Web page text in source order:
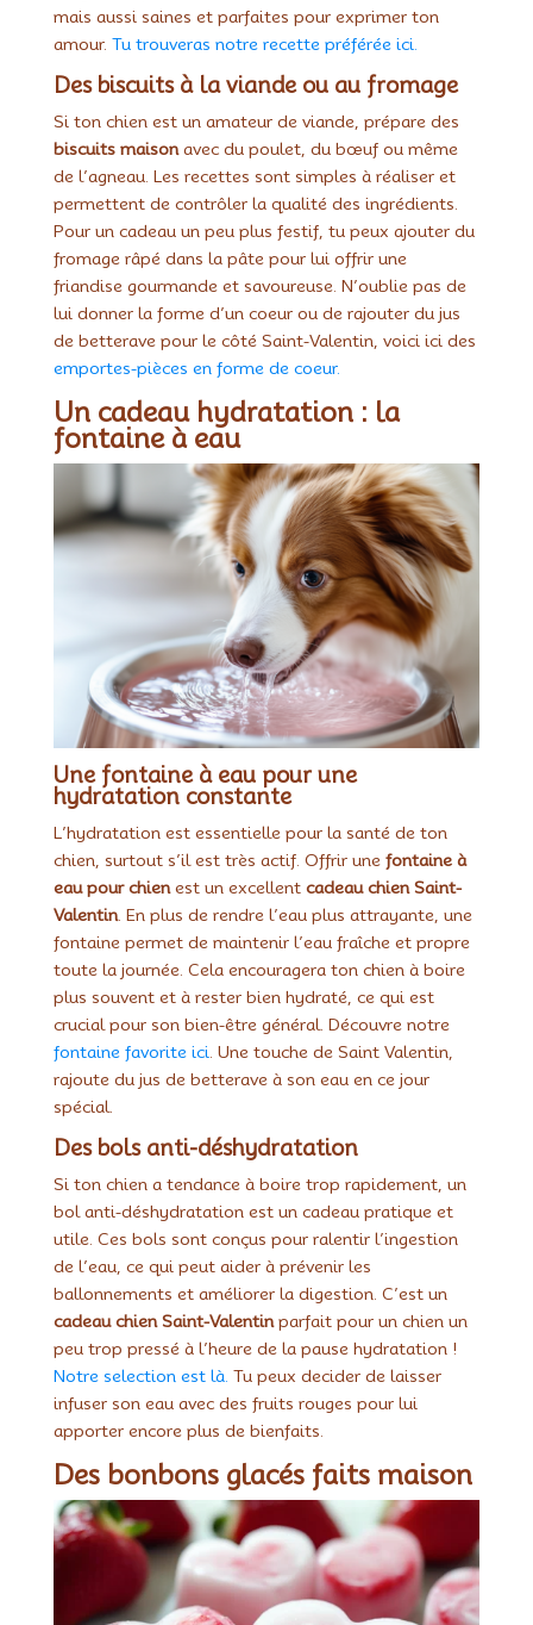
mais aussi saines et parfaites pour exprimer ton
amour. Tu trouveras notre recette préférée ici.
Des biscuits à la viande ou au fromage
Si ton chien est un amateur de viande, prépare des
biscuits maisonavec du poulet, du bœuf ou même
de l’agneau. Les recettes sont simples à réaliser et
permettent de contrôler la qualité des ingrédients.
Pour un cadeau un peu plus festif, tu peux ajouter du
fromage râpé dans la pâte pour lui offrir une
friandise gourmande et savoureuse. N’oublie pas de
lui donner la forme d’un coeur ou de rajouter du jus
de betterave pour le côté Saint-Valentin, voici ici des
emportes-pièces en forme de coeur.
Un cadeau hydratation : la
fontaine à eau
Une fontaine à eau pour une
hydratation constante
L’hydratation est essentielle pour la santé de ton
chien, surtout s’il est très actif. Offrir une fontaine à
eau pour chienest un excellent cadeau chien Saint-
Valentin. En plus de rendre l’eau plus attrayante, une
fontaine permet de maintenir l’eau fraîche et propre
toute la journée. Cela encouragera ton chien à boire
plus souvent et à rester bien hydraté, ce qui est
crucial pour son bien-être général. Découvre notre
fontaine favorite ici . Une touche de Saint Valentin,
rajoute du jus de betterave à son eau en ce jour
spécial.
Des bols anti-déshydratation
Si ton chien a tendance à boire trop rapidement, un
bol anti-déshydratation est un cadeau pratique et
utile. Ces bols sont conçus pour ralentir l’ingestion
de l’eau, ce qui peut aider à prévenir les
ballonnements et améliorer la digestion. C’est un
cadeau chien Saint-Valentinparfait pour un chien un
peu trop pressé à l’heure de la pause hydratation !
Notre selection est là. Tu peux decider de laisser
infuser son eau avec des fruits rouges pour lui
apporter encore plus de bienfaits.
Des bonbons glacés faits maison